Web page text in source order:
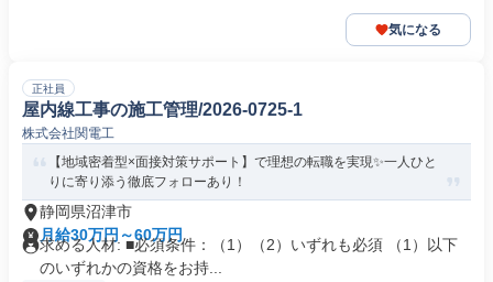
気になる
正社員
屋内線工事の施工管理/2026-0725-1
株式会社関電工
【地域密着型×面接対策サポート】で理想の転職を実現✨一人ひと
りに寄り添う徹底フォローあり！
静岡県沼津市
月給30万円～60万円
求める人材: ■必須条件：（1）（2）いずれも必須 （1）以下
のいずれかの資格をお持...